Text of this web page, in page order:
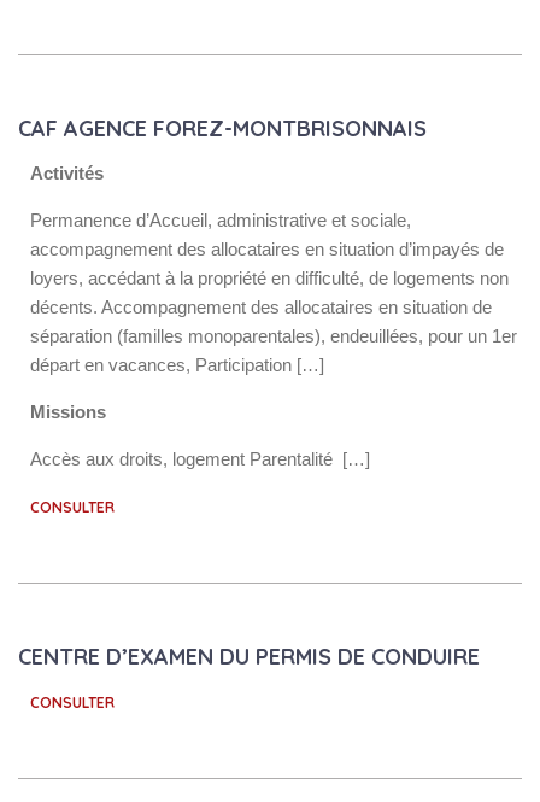
CAF AGENCE FOREZ-MONTBRISONNAIS
Activités
Permanence d’Accueil, administrative et sociale,
accompagnement des allocataires en situation d’impayés de
loyers, accédant à la propriété en difficulté, de logements non
décents. Accompagnement des allocataires en situation de
séparation (familles monoparentales), endeuillées, pour un 1er
départ en vacances, Participation […]
Missions
Accès aux droits, logement Parentalité […]
CONSULTER
CENTRE D’EXAMEN DU PERMIS DE CONDUIRE
CONSULTER